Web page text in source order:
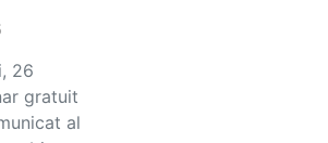
26
gratuit
al